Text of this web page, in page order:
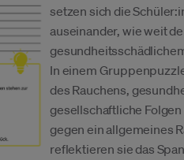
setzen sich die
auseinander, wie weit
In einem
des Rauchens,
gesellschaftliche
gegen ein allgemeines
reflektieren sie das